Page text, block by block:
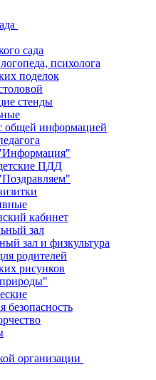
сада
психолога
поделок
стенды
общей информацией
ПДД
кабинет
зал
зал и физкультура
родителей
рисунков
безопасность
организации